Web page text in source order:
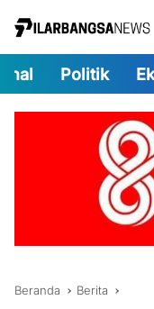
Politik
Beranda Berita